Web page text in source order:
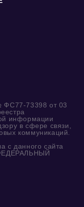
ФС77-73398 от 03
информации
в сфере связи,
коммуникаций.
с данного сайта